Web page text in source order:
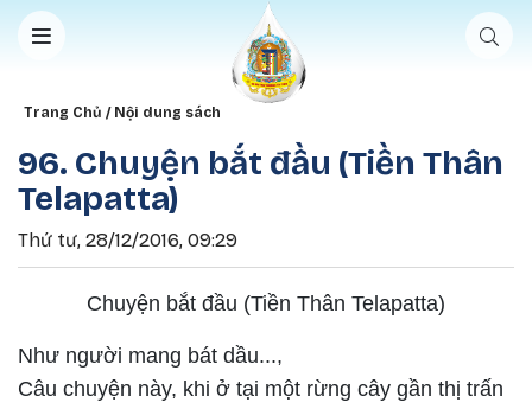
Nhảy đến nội dung
Breadcrumb
Trang Chủ Nội dung sách
96. Chuyện bắt đầu (Tiền Thân
Telapatta)
Thứ tư, 28/12/2016, 09:29
Chuyện bắt đầu (Tiền Thân Telapatta)
Như người mang bát dầu...,
Câu chuyện này, khi ở tại một rừng cây gần thị trấn